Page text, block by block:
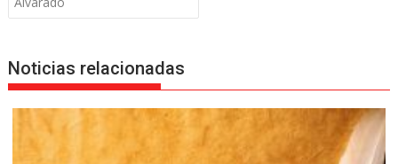
Noticias relacionadas